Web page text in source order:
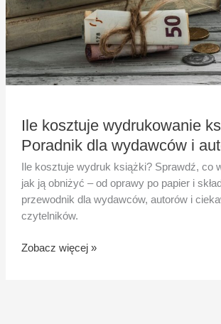
Ile kosztuje wydrukowanie
Poradnik dla wydawców i
Ile kosztuje wydruk książki? Sprawdź, co
jak ją obniżyć – od oprawy po papier i
przewodnik dla wydawców, autorów i
czytelników.
Zobacz więcej »